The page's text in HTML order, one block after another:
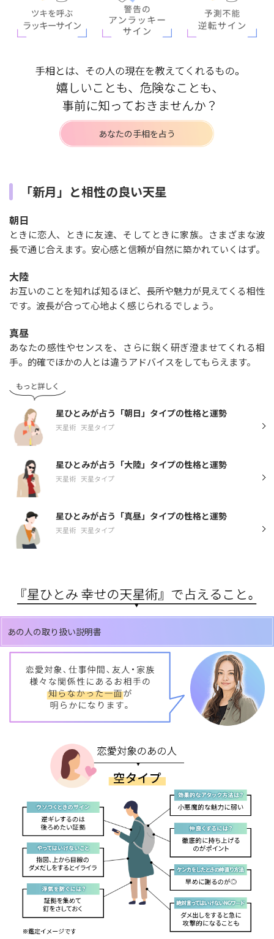
あなたの手相を占う
「新月」と相性の良い天星
朝日
ときに恋人、ときに友達、そしてときに家族。さまざまな波
長で通じ合えます。安心感と信頼が自然に築かれていくはず。
大陸
お互いのことを知れば知るほど、長所や魅力が見えてくる相性
です。波長が合って心地よく感じられるでしょう。
真昼
あなたの感性やセンスを、さらに鋭く研ぎ澄ませてくれる相
手。的確でほかの人とは違うアドバイスをしてもらえます。
星ひとみが占う「朝日」タイプの性格と運勢
天星術 天星タイプ
星ひとみが占う「大陸」タイプの性格と運勢
天星術 天星タイプ
星ひとみが占う「真昼」タイプの性格と運勢
天星術 天星タイプ
あの人の取り扱い説明書